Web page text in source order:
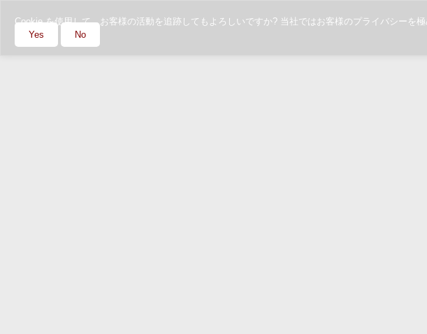
Cookie を使用して、お客様の活動を追跡してもよろしいですか? 当社ではお客様のプライバシーを
Yes
No